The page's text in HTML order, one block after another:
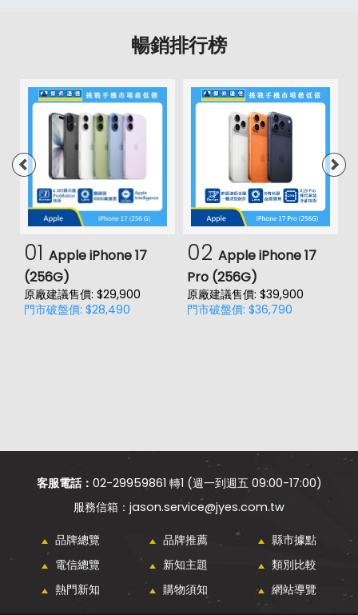
暢銷排行榜
01 Apple iPhone 17
(256G)
原廠建議售價: $29,900
門市破盤價: $28,490
02 Apple iPhone 17
Pro (256G)
原廠建議售價: $39,900
門市破盤價: $36,790
客服電話： 02-29959861 轉1 (週一到週五 09:00-17:00)
jason.service@jyes.com.tw
品牌總覽 品牌推薦
縣市據點
電信總覽
新知主題
類別比較
熱門新知
購物須知 網站導覽